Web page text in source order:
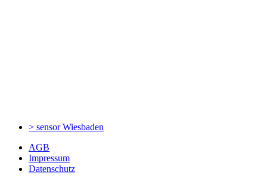
> sensorWiesbaden
AGB
Impressum
Datenschutz